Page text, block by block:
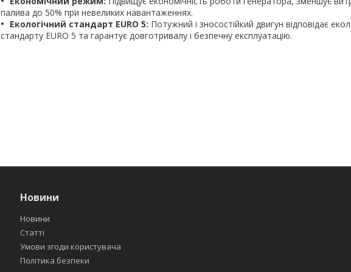
палива до 50% при невеликих навантаженнях.
Екологічний стандарт EURO 5: Потужний і зносостійкий двигун відповідає
стандарту EURO 5 та гарантує довготривалу і безпечну експлуатацію.
Новини
Новини
Статті
Умови згоди користувача
Політика безпеки